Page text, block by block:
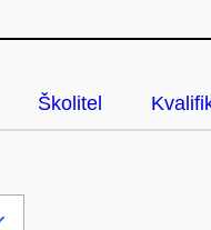
Školitel